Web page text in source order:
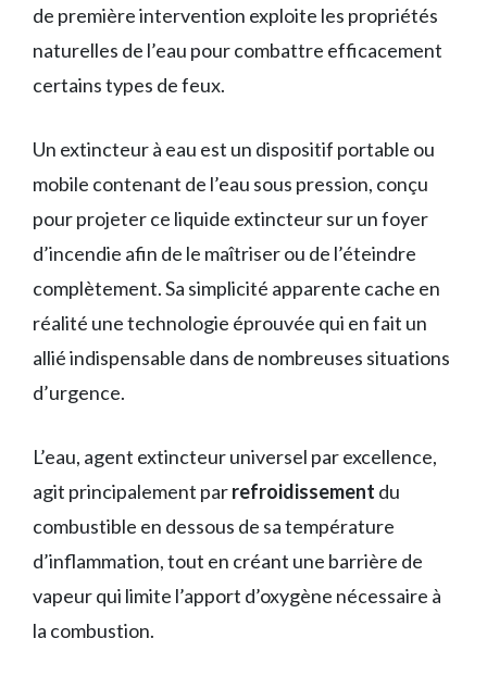
de première intervention exploite les propriétés
naturelles de l’eau pour combattre efficacement
certains types de feux.
Un extincteur à eau est un dispositif portable ou
mobile contenant de l’eau sous pression, conçu
pour projeter ce liquide extincteur sur un foyer
d’incendie afin de le maîtriser ou de l’éteindre
complètement. Sa simplicité apparente cache en
réalité une technologie éprouvée qui en fait un
allié indispensable dans de nombreuses situations
d’urgence.
L’eau, agent extincteur universel par excellence,
agit principalement parrefroidissement du
combustible en dessous de sa température
d’inflammation, tout en créant une barrière de
vapeur qui limite l’apport d’oxygène nécessaire à
la combustion.